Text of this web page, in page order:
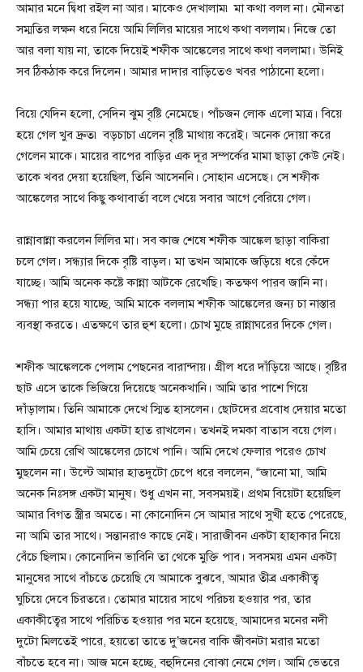
আমার মনে দ্বিধা রইল না আর। মাকেও দেখালাম৷ মা কথা বলল না। মৌনতা
সম্মতির লক্ষন ধরে নিয়ে আমি লিলির মায়ের সাথে কথা বললাম। নিজে তো
আর বলা যায় না, তাকে দিয়েই শফীক আঙ্কেলের সাথে কথা বললামা। উনিই
সব ঠিকঠাক করে দিলেন। আমার দাদার বাড়িতেও খবর পাঠানো হলো।
বিয়ে যেদিন হলো, সেদিন ঝুম বৃষ্টি নেমেছে। পাঁচজন লোক এলো মাত্র। বিয়ে
হয়ে গেল খুব দ্রুত৷ বড়চাচা এলেন বৃষ্টি মাথায় করেই। অনেক দোয়া করে
গেলেন মাকে। মায়ের বাপের বাড়ির এক দূর সম্পর্কের মামা ছাড়া কেউ নেই।
তাকে খবর দেয়া হয়েছিল, তিনি আসেননি। সোহান এসেছে। সে শফীক
আঙ্কেলের সাথে কিছু কথাবার্তা বলে খেয়ে সবার আগে বেরিয়ে গেল।
রান্নাবান্না করলেন লিলির মা। সব কাজ শেষে শফীক আঙ্কেল ছাড়া বাকিরা
চলে গেল। সন্ধ্যার দিকে বৃষ্টি বাড়ল। মা তখন আমাকে জড়িয়ে ধরে কেঁদে
যাচ্ছে। আমি অনেক কষ্টে কান্না আটকে রেখেছি। কতক্ষণ পারব জানি না।
সন্ধ্যা পার হয়ে যাচ্ছে, আমি মাকে বললাম শফীক আঙ্কেলের জন্য চা নাস্তার
ব্যবস্থা করতে। এতক্ষণে তার হুশ হলো। চোখ মুছে রান্নাঘরের দিকে গেল।
শফীক আঙ্কেলকে পেলাম পেছনের বারান্দায়। গ্রীল ধরে দাঁড়িয়ে আছে। বৃষ্টির
ছাট এসে তাকে ভিজিয়ে দিয়েছে অনেকখানি। আমি তার পাশে গিয়ে
দাঁড়ালাম। তিনি আমাকে দেখে স্মিত হাসলেন। ছোটদের প্রবোধ দেয়ার মতো
হাসি। আমার মাথায় একটা হাত রাখলেন। তখনই দমকা বাতাস বয়ে গেল।
আমি চেয়ে রেখি আঙ্কেলের চোখে পানি। আমি দেখে ফেলার পরেও চোখ
মুছলেন না। উল্টে আমার হাতদুটো চেপে ধরে বললেন, “জানো মা, আমি
অনেক নিঃসঙ্গ একটা মানুষ। শুধু এখন না, সবসময়ই। প্রথম বিয়েটা হয়েছিল
আমার বিগত স্ত্রীর অমতে। না কোনোদিন সে আমার সাথে সুখী হতে পেরেছে,
না আমি তার সাথে। সন্তানরাও কাছে নেই। সারাজীবন একটা হাহাকার নিয়ে
বেঁচে ছিলাম। কোনোদিন ভাবিনি তা থেকে মুক্তি পাব। সবসময় এমন একটা
মানুষের সাথে বাঁচতে চেয়েছি যে আমাকে বুঝবে, আমার তীব্র একাকীত্ব
ঘুচিয়ে দেবে চিরতরে। তোমার মায়ের সাথে পরিচয় হওয়ার পর, তার
একাকীত্বের সাথে পরিচিত হওয়ার পর মনে হয়েছে, আমাদের মনের নদী
দুটো মিলতেই পারে, হয়তো তাতে দু’জনের বাকি জীবনটা মরার মতো
বাঁচতে হবে না। আজ মনে হচ্ছে, বহুদিনের বোঝা নেমে গেল। আমি ভেতরে